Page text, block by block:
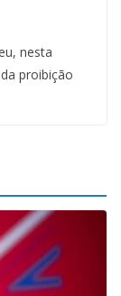
nesta
proibição